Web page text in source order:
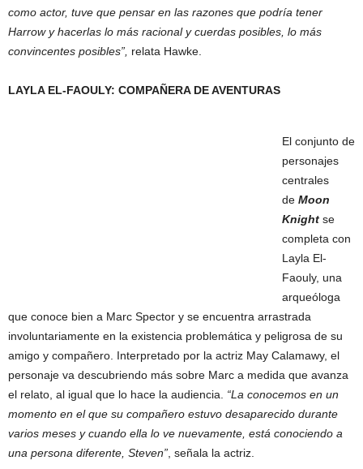
como actor, tuve que pensar en las razones que podría tener
Harrow y hacerlas lo más racional y cuerdas posibles, lo más
convincentes posibles”, relata Hawke.
LAYLA EL-FAOULY: COMPAÑERA DE AVENTURAS
El conjunto de
personajes
centrales
de Moon
Knight se
completa con
Layla El-
Faouly, una
arqueóloga
que conoce bien a Marc Spector y se encuentra arrastrada
involuntariamente en la existencia problemática y peligrosa de su
amigo y compañero. Interpretado por la actriz May Calamawy, el
personaje va descubriendo más sobre Marc a medida que avanza
el relato, al igual que lo hace la audiencia. “La conocemos en un
momento en el que su compañero estuvo desaparecido durante
varios meses y cuando ella lo ve nuevamente, está conociendo a
una persona diferente, Steven” , señala la actriz.